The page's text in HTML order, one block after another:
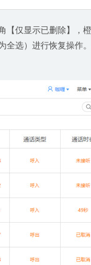
仅显示已删除】，
全选）进行恢复操作